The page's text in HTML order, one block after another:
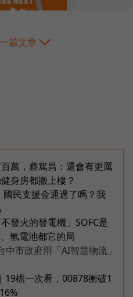
篇文章
萬，蔡篤昌：還會有更厲
身房都搬上樓？
民支援金通過了嗎？我
發火的發電機」SOFC是
氫電池都它的局
市政府用「AI智慧物流」
19檔一次看，00878衝破1